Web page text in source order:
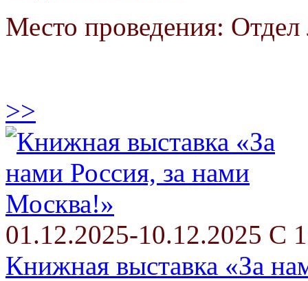
Место проведения: Отдел
>>
01.12.2025-10.12.2025 С
Книжная выставка «За